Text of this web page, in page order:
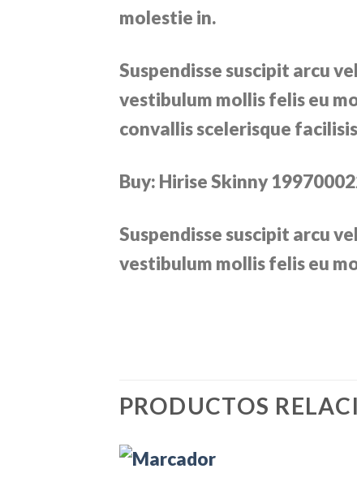
molestie in.
Suspendisse suscipit arcu
vestibulum mollis felis eu
convallis scelerisque
Buy: Hirise Skinny
Suspendisse suscipit arcu
vestibulum mollis felis eu
PRODUCTOS